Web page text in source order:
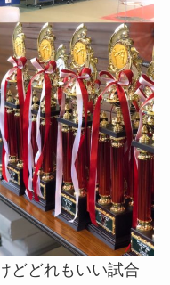
どどれもいい試合